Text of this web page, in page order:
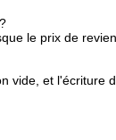
le prix de
vide, et l'écriture